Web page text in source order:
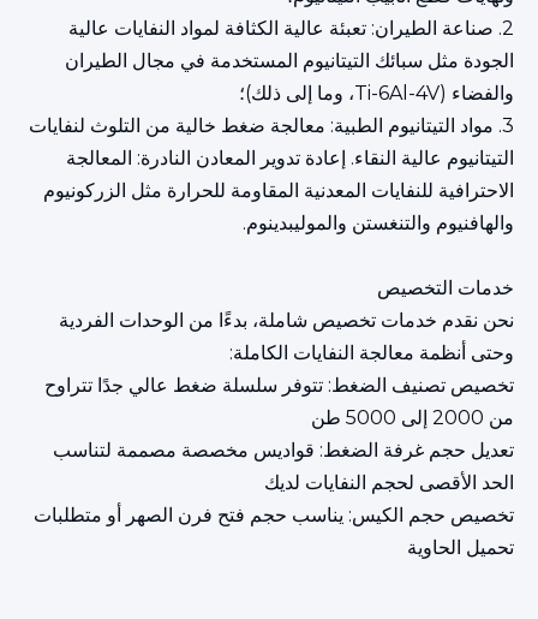
2. صناعة الطيران: تعبئة عالية الكثافة لمواد النفايات عالية
الجودة مثل سبائك التيتانيوم المستخدمة في مجال الطيران
والفضاء (Ti-6Al-4V، وما إلى ذلك)؛
3. مواد التيتانيوم الطبية: معالجة ضغط خالية من التلوث لنفايات
التيتانيوم عالية النقاء. إعادة تدوير المعادن النادرة: المعالجة
الاحترافية للنفايات المعدنية المقاومة للحرارة مثل الزركونيوم
والهافنيوم والتنغستن والموليبدينوم.
خدمات التخصيص
نحن نقدم خدمات تخصيص شاملة، بدءًا من الوحدات الفردية
وحتى أنظمة معالجة النفايات الكاملة:
تخصيص تصنيف الضغط: تتوفر سلسلة ضغط عالي جدًا تتراوح
من 2000 إلى 5000 طن
تعديل حجم غرفة الضغط: قواديس مخصصة مصممة لتناسب
الحد الأقصى لحجم النفايات لديك
تخصيص حجم الكيس: يناسب حجم فتح فرن الصهر أو متطلبات
تحميل الحاوية